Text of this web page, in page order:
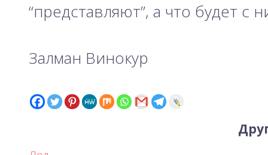
“представляют”, а что будет
Залман Винокур